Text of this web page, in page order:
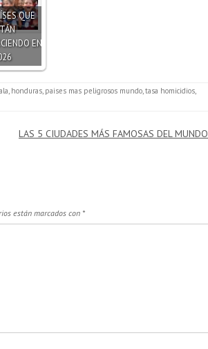
QUE
EN
honduras paises mas peligrosos mundo tasa homicidios
LAS 5 CIUDADES MÁS FAMOSAS DEL MUNDO
están marcados con *